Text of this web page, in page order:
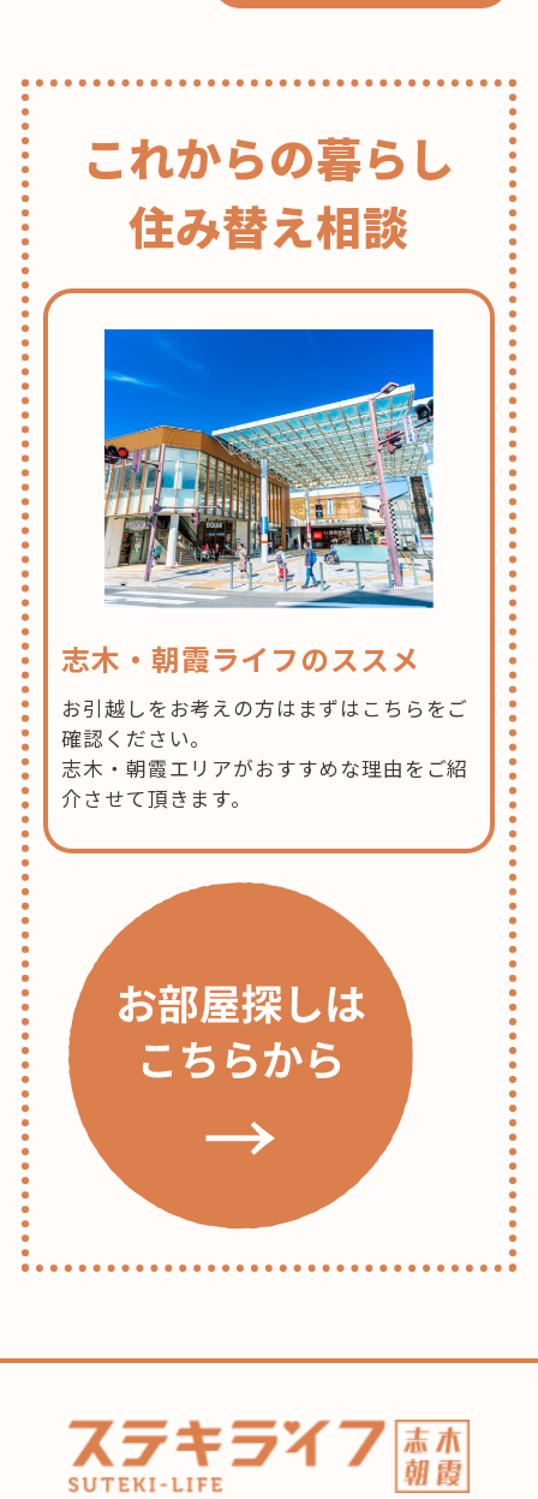
これからの暮らし
住み替え相談
志木・朝霞ライフのススメ
お引越しをお考えの方はまずはこちらをご
確認ください。
志木・朝霞エリアがおすすめな理由をご紹
介させて頂きます。